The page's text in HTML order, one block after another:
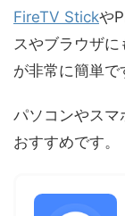
FireTV Stickや
スやブラウザ
が非常に簡単で
パソコンやスマ
おすすめです。